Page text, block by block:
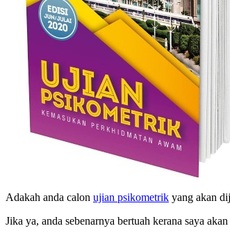
Adakah anda calon ujian psikometrik yang akan
Jika ya, anda sebenarnya bertuah kerana saya